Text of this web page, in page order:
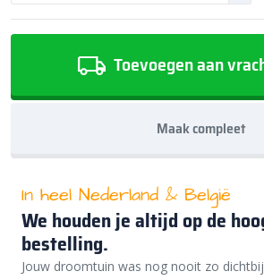
Toevoegen aan
Maak compleet
In heel Nederland & België
We houden je altijd op de
bestelling.
Jouw droomtuin was nog nooit zo